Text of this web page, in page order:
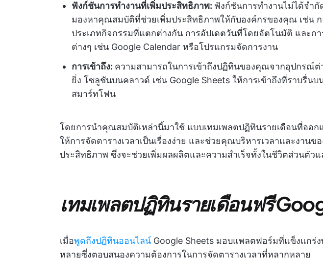
ฟังก์ชันการทำงานที่เพิ่มประสิทธิภาพ: ฟังก์ชันการทำงานไม่ได้จำ
มองหาคุณสมบัติที่ช่วยเพิ่มประสิทธิภาพให้กับองค์กรของคุณ เช่น
ประเภทกิจกรรมที่แตกต่างกัน การอัปเดตวันที่โดยอัตโนมัติ และกา
ต่างๆ เช่น Google Calendar หรือโปรแกรมจัดการงาน
การเข้าถึง: ความสามารถในการเข้าถึงปฏิทินของคุณจากอุปกรณ์ต่า
ยิ่ง โซลูชันบนคลาวด์ เช่น Google Sheets ให้การเข้าถึงที่ราบรื่น
สมาร์ทโฟน
โดยการนำคุณสมบัติเหล่านี้มาใช้ แบบเทมเพลตปฏิทินรายเดือนที่ออก
ให้การจัดตารางเวลาเป็นเรื่องง่าย และช่วยคุณบริหารเวลาและงานข
ประสิทธิภาพ ซึ่งจะช่วยเพิ่มผลผลิตและความสำเร็จทั้งในชีวิตส่วนตัว
เทมเพลตปฏิทินรายเดือนฟรี
เมื่อพูดถึงปฏิทินออนไลน์ Google Sheets มอบแพลตฟอร์มที่แข็งแกร่
หลายซึ่งตอบสนองความต้องการในการจัดตารางเวลาที่หลากหลาย